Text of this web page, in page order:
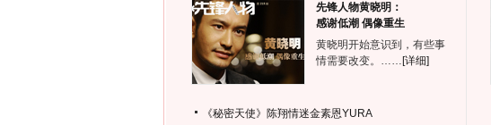
先锋人物黄晓明：
感谢低潮 偶像重生
黄晓明开始意识到，有些事
情需要改变。…… [详细]
《秘密天使》陈翔情迷金素恩YURA